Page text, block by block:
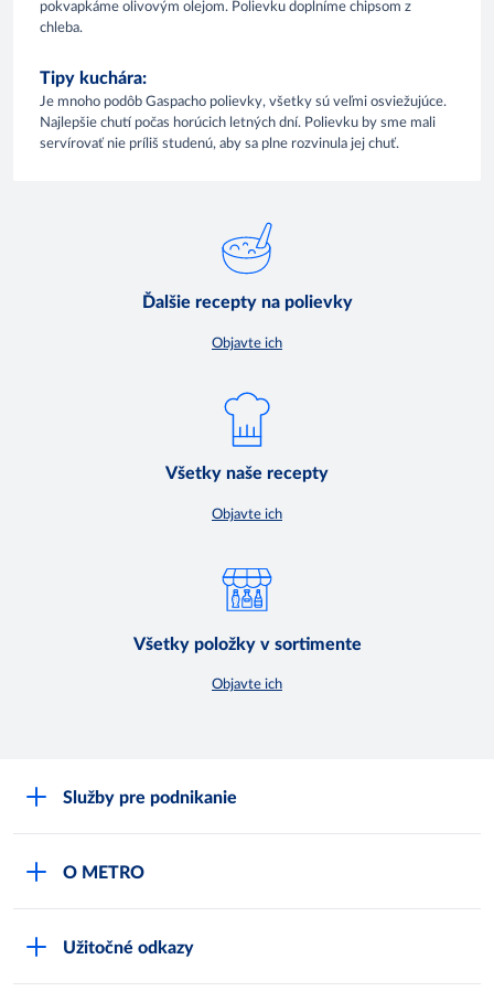
pokvapkáme olivovým olejom. Polievku doplníme chipsom z
chleba.
Tipy kuchára:
Je mnoho podôb Gaspacho polievky, všetky sú veľmi osviežujúce.
Najlepšie chutí počas horúcich letných dní. Polievku by sme mali
servírovať nie príliš studenú, aby sa plne rozvinula jej chuť.
Ďalšie recepty na polievky
Objavte ich
Všetky naše recepty
Objavte ich
Všetky položky v sortimente
Objavte ich
Služby pre podnikanie
O METRO
Užitočné odkazy